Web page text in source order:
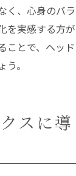
く、心身のバ
を実感する方
ことで、ヘッ
。
スに